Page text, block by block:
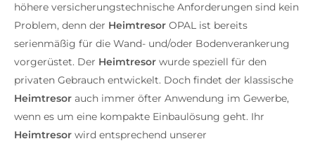
höhere versicherungstechnische Anforderungen sind kein
Problem, denn der Heimtresor OPAL ist bereits
serienmäßig für die Wand- und/oder Bodenverankerung
vorgerüstet. Der Heimtresor wurde speziell für den
privaten Gebrauch entwickelt. Doch findet der klassische
Heimtresor auch immer öfter Anwendung im Gewerbe,
wenn es um eine kompakte Einbaulösung geht. Ihr
Heimtresor wird entsprechend unserer